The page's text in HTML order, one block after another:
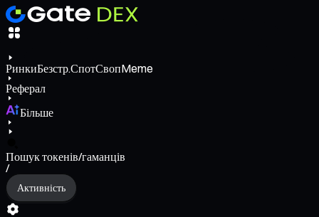
РинкиБезстр.СпотСвопMeme
Реферал
Більше
Пошук токенів/гаманців
/
Активність